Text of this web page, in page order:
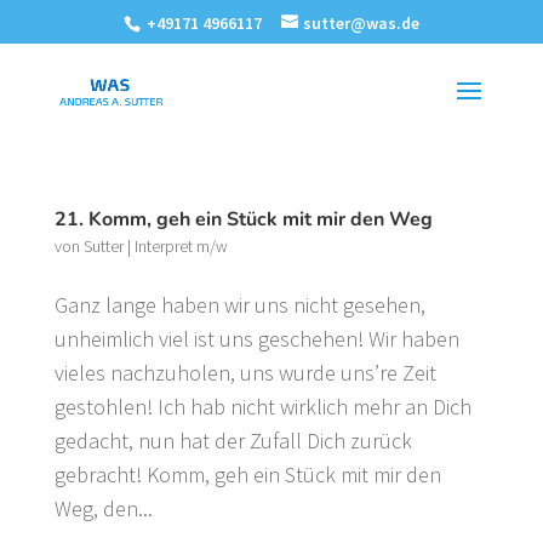
+49171 4966117 sutter@was.de
21. Komm, geh ein Stück mit mir den Weg
von Sutter| Interpret m/w
Ganz lange haben wir uns nicht gesehen,
unheimlich viel ist uns geschehen! Wir haben
vieles nachzuholen, uns wurde uns’re Zeit
gestohlen! Ich hab nicht wirklich mehr an Dich
gedacht, nun hat der Zufall Dich zurück
gebracht! Komm, geh ein Stück mit mir den
Weg, den...